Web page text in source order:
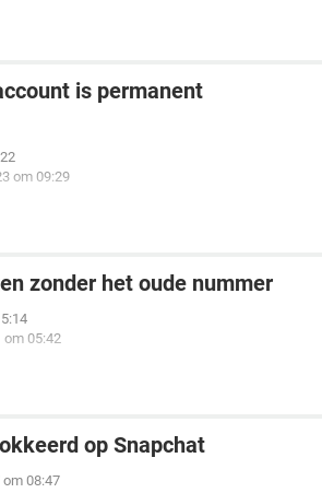
is permanent
om 09:29
zonder het oude nummer
om 05:42
op Snapchat
om 08:47